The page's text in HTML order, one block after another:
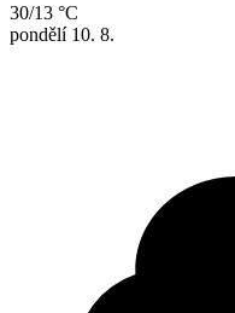
30/13 °C
pondělí 10. 8.